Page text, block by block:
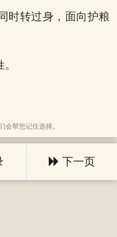
时转过身，面向护粮
会帮您记住选择。
下一页